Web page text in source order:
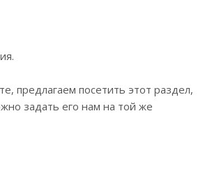
предлагаем посетить этот раздел,
задать его нам на той же